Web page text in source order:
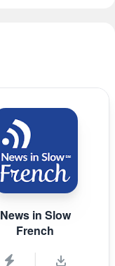
News in Slow
French